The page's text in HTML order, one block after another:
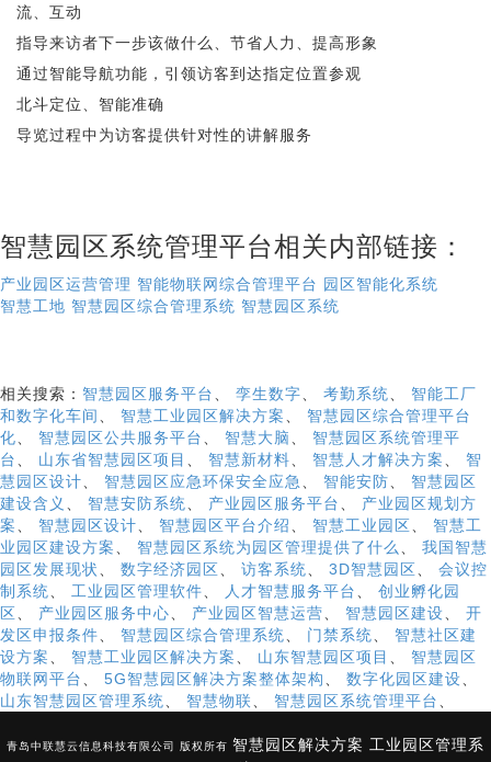
流、互动
指导来访者下一步该做什么、节省人力、提高形象
通过智能导航功能，引领访客到达指定位置参观
北斗定位、智能准确
导览过程中为访客提供针对性的讲解服务
智慧园区系统管理平台相关内部链接：
产业园区运营管理 智能物联网综合管理平台 园区智能化系统
智慧工地 智慧园区综合管理系统 智慧园区系统
相关搜索： 智慧园区服务平台 孪生数字 考勤系统
智能工厂
和数字化车间
智慧工业园区解决方案
智慧园区综合管理平台
化
智慧园区公共服务平台 智慧大脑
智慧园区系统管理平
台
山东省智慧园区项目 智慧新材料 智慧人才解决方案
智
慧园区设计
智慧园区应急环保安全应急 智能安防
智慧园区
建设含义
智慧安防系统 产业园区服务平台
产业园区规划方
案
智慧园区设计 智慧园区平台介绍 智慧工业园区
智慧工
业园区建设方案
智慧园区系统为园区管理提供了什么
我国智慧
园区发展现状
数字经济园区 访客系统 3D智慧园区
会议控
制系统
工业园区管理软件 人才智慧服务平台
创业孵化园
区
产业园区服务中心 产业园区智慧运营 智慧园区建设
开
发区申报条件
智慧园区综合管理系统 门禁系统
智慧社区建
设方案
智慧工业园区解决方案 山东智慧园区项目
智慧园区
物联网平台
5G智慧园区解决方案整体架构 数字化园区建设
山东智慧园区管理系统
智慧物联 智慧园区系统管理平台
青岛中联慧云信息科技有限公司 版权所有 智慧园区解决方案 工业园区管理系